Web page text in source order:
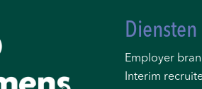
Diensten
Employer
Interim